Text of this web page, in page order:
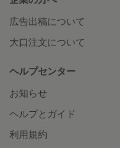
広告出稿について
大口注文について
ヘルプセンター
お知らせ
ヘルプとガイド
利用規約